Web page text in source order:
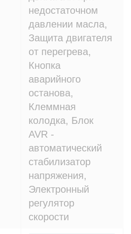
недостаточном
давлении масла,
Защита двигателя
от перегрева,
Кнопка
аварийного
останова,
Клеммная
колодка, Блок
AVR -
автоматический
стабилизатор
напряжения,
Электронный
регулятор
скорости